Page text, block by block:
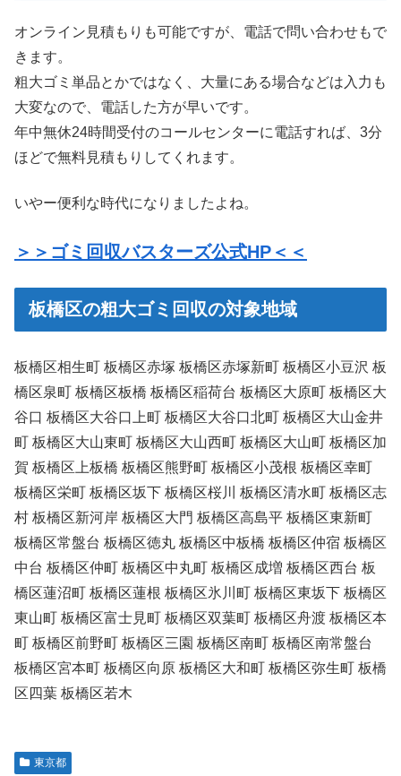
オンライン見積もりも可能ですが、電話で問い合わせもで
きます。
粗大ゴミ単品とかではなく、大量にある場合などは入力も
大変なので、電話した方が早いです。
年中無休24時間受付のコールセンターに電話すれば、3分
ほどで無料見積もりしてくれます。
いやー便利な時代になりましたよね。
＞＞ゴミ回収バスターズ公式HP＜＜
板橋区の粗大ゴミ回収の対象地域
板橋区相生町 板橋区赤塚 板橋区赤塚新町 板橋区小豆沢 板
橋区泉町 板橋区板橋 板橋区稲荷台 板橋区大原町 板橋区大
谷口 板橋区大谷口上町 板橋区大谷口北町 板橋区大山金井
町 板橋区大山東町 板橋区大山西町 板橋区大山町 板橋区加
賀 板橋区上板橋 板橋区熊野町 板橋区小茂根 板橋区幸町
板橋区栄町 板橋区坂下 板橋区桜川 板橋区清水町 板橋区志
村 板橋区新河岸 板橋区大門 板橋区高島平 板橋区東新町
板橋区常盤台 板橋区徳丸 板橋区中板橋 板橋区仲宿 板橋区
中台 板橋区仲町 板橋区中丸町 板橋区成増 板橋区西台 板
橋区蓮沼町 板橋区蓮根 板橋区氷川町 板橋区東坂下 板橋区
東山町 板橋区富士見町 板橋区双葉町 板橋区舟渡 板橋区本
町 板橋区前野町 板橋区三園 板橋区南町 板橋区南常盤台
板橋区宮本町 板橋区向原 板橋区大和町 板橋区弥生町 板橋
区四葉 板橋区若木
東京都